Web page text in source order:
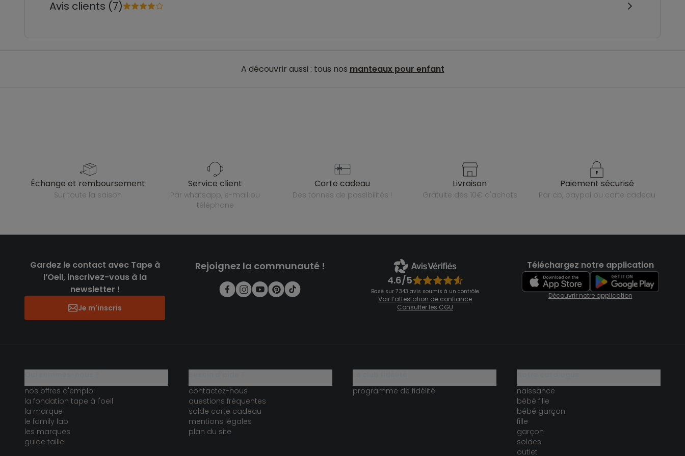
Avis clients (7)
A découvrir aussi : tous nos manteaux pour enfant
échange et remboursement
sur toute la saison
service client
par whatsapp, e-mail ou
téléphone
carte cadeau
des tonnes de possibilités !
livraison
gratuite dès 10€ d'achats
paiement sécurisé
par cb, paypal ou carte cadeau
Gardez le contact avec Tape à
l’Oeil, inscrivez-vous à la
newsletter !
Je m'inscris
Rejoignez la communauté !
4.6/5
Basé sur 7 343 avis soumis à un contrôle
Voir l’attestation de confiance
Consulter les CGU
Téléchargez notre application
Découvrir notre application
nos offres d'emploi
la fondation tape à l'oeil
la marque
le family lab
les marques
guide taille
contactez-nous
questions fréquentes
solde carte cadeau
mentions légales
plan du site
programme de fidélité
naissance
bébé fille
bébé garçon
fille
garçon
soldes
outlet